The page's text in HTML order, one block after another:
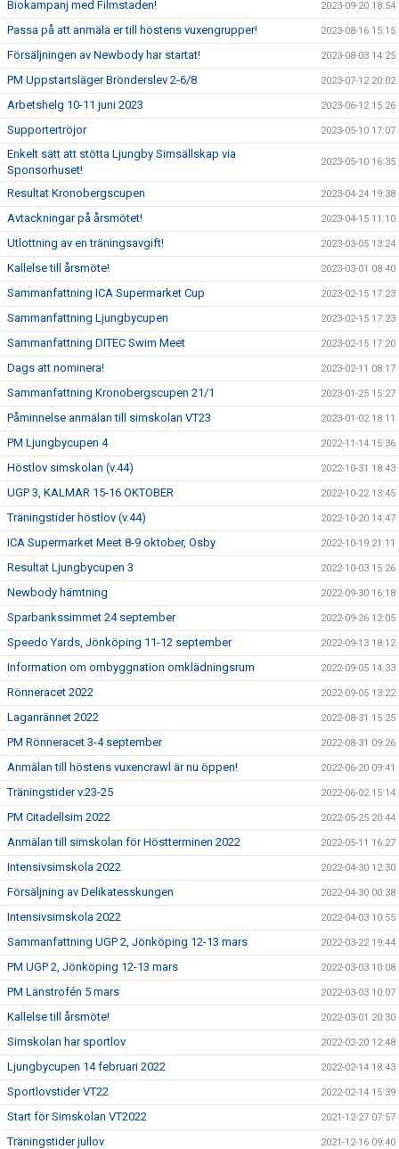
Biokampanj med Filmstaden! 2023-09-20 18:54
Passa på att anmäla er till höstens vuxengrupper! 2023-08-16 15:15
Försäljningen av Newbody har startat! 2023-08-03 14:25
PM Uppstartsläger Brönderslev 2-6/8 2023-07-12 20:02
Arbetshelg 10-11 juni 2023 2023-06-12 15:26
Supportertröjor 2023-05-10 17:07
Enkelt sätt att stötta Ljungby Simsällskap via
Sponsorhuset!
2023-05-10 16:35
Resultat Kronobergscupen 2023-04-24 19:38
Avtackningar på årsmötet! 2023-04-15 11:10
Utlottning av en träningsavgift! 2023-03-05 13:24
Kallelse till årsmöte! 2023-03-01 08:40
Sammanfattning ICA Supermarket Cup 2023-02-15 17:23
Sammanfattning Ljungbycupen 2023-02-15 17:23
Sammanfattning DITEC Swim Meet 2023-02-15 17:20
Dags att nominera! 2023-02-11 08:17
Sammanfattning Kronobergscupen 21/1 2023-01-25 15:27
Påminnelse anmälan till simskolan VT23 2023-01-02 18:11
PM Ljungbycupen 4 2022-11-14 15:36
Höstlov simskolan (v.44) 2022-10-31 18:43
UGP 3, KALMAR 15-16 OKTOBER 2022-10-22 13:45
Träningstider höstlov (v.44) 2022-10-20 14:47
ICA Supermarket Meet 8-9 oktober, Osby 2022-10-19 21:11
Resultat Ljungbycupen 3 2022-10-03 15:26
Newbody hämtning 2022-09-30 16:18
Sparbankssimmet 24 september 2022-09-26 12:05
Speedo Yards, Jönköping 11-12 september 2022-09-13 18:12
Information om ombyggnation omklädningsrum 2022-09-05 14:33
Rönneracet 2022 2022-09-05 13:22
Laganrännet 2022 2022-08-31 15:25
PM Rönneracet 3-4 september 2022-08-31 09:26
Anmälan till höstens vuxencrawl är nu öppen! 2022-06-20 09:41
Träningstider v.23-25 2022-06-02 15:14
PM Citadellsim 2022 2022-05-25 20:44
Anmälan till simskolan för Höstterminen 2022 2022-05-11 16:27
Intensivsimskola 2022 2022-04-30 12:30
Försäljning av Delikatesskungen 2022-04-30 00:38
Intensivsimskola 2022 2022-04-03 10:55
Sammanfattning UGP 2, Jönköping 12-13 mars 2022-03-22 19:44
PM UGP 2, Jönköping 12-13 mars 2022-03-03 10:08
PM Länstrofén 5 mars 2022-03-03 10:07
Kallelse till årsmöte! 2022-03-01 20:30
Simskolan har sportlov 2022-02-20 12:48
Ljungbycupen 14 februari 2022 2022-02-14 18:43
Sportlovstider VT22 2022-02-14 15:39
Start för Simskolan VT2022 2021-12-27 07:57
Träningstider jullov 2021-12-16 09:40